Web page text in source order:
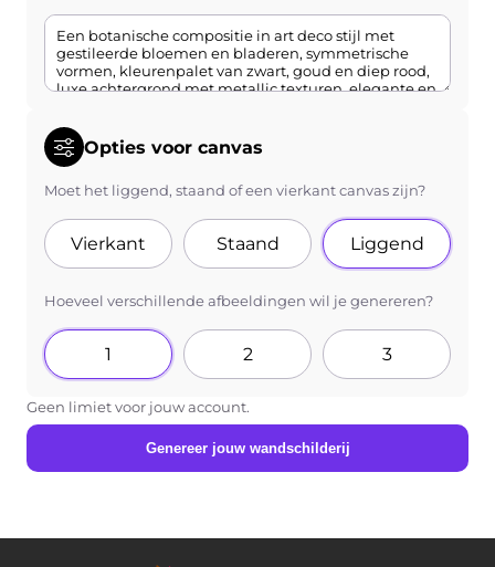
Opties voor canvas
Moet het liggend, staand of een vierkant canvas zijn?
Vierkant Staand Liggend
Hoeveel verschillende afbeeldingen wil je genereren?
1 2 3
Geen limiet voor jouw account.
Genereer jouw wandschilderij